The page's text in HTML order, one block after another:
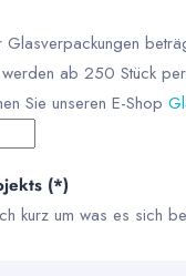
ab 250 Stück
Sie unseren E-Shop
(*)
kurz um was es sich